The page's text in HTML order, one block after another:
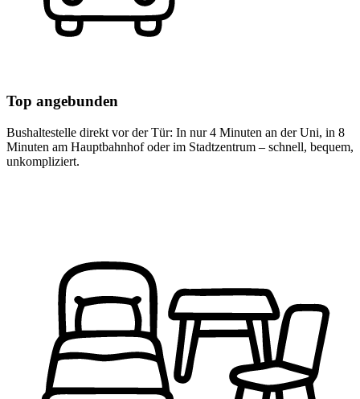
Top angebunden
Bushaltestelle direkt vor der Tür: In nur 4 Minuten an der Uni, in 8
Minuten am Hauptbahnhof oder im Stadtzentrum – schnell, bequem,
unkompliziert.